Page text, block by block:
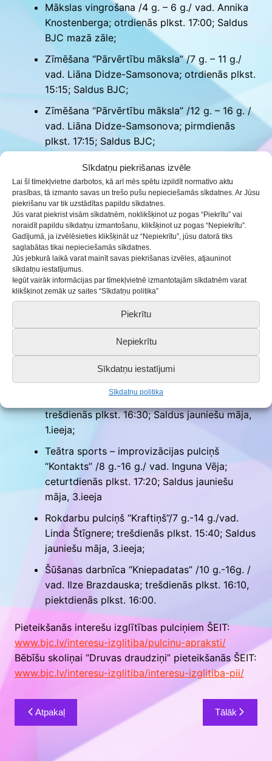
Sīkdatņu piekrišanas izvēle
Lai šī tīmekļvietne darbotos, kā arī mēs spētu izpildīt normatīvo aktu
prasības, tā izmanto savas un trešo pušu nepieciešamās sīkdatnes. Ar Jūsu
piekrišanu var tik uzstādītas papildu sīkdatnes.
Jūs varat piekrist visām sīkdatnēm, noklikšķinot uz pogas “Piekrītu” vai
noraidīt papildu sīkdatņu izmantošanu, klikšķinot uz pogas “Nepiekrītu”.
Gadījumā, ja izvēlēsieties klikšķināt uz “Nepiekrītu”, jūsu datorā tiks
saglabātas tikai nepieciešamās sīkdatnes.
Jūs jebkurā laikā varat mainīt savas piekrišanas izvēles, atjauninot
sīkdatņu iestatījumus.
Iegūt vairāk informācijas par tīmekļvietnē izmantotajām sīkdatnēm varat
klikšķinot zemāk uz saites “Sīkdatņu politika”
Piekrītu
Nepiekrītu
Sīkdatņu iestatījumi
Sīkdatņu politika
Mākslas vingrošana /4 g. – 6 g./ vad. Annika
Knostenberga; otrdienās plkst. 17:00; Saldus
BJC mazā zāle;
Zīmēšana “Pārvērtību māksla” /7 g. – 11 g./
vad. Liāna Didze-Samsonova; otrdienās plkst.
15:15; Saldus BJC;
Zīmēšana “Pārvērtību māksla” /12 g. – 16 g. /
vad. Liāna Didze-Samsonova; pirmdienās
plkst. 17:15; Saldus BJC;
Ādas dizaina pulciņš /10 g. – 14 g./ vad. Linda
Kislina; trešdienās plkst. 15:50; Saldus
jauniešu māja, 3.ieeja;
Bēbīšu skoliņa “Druvas draudziņi” /8 mēn. –
1.5 gadi/ vad. Vaira Ansone; pirmdienās plkst.
12:30; Druvas vsk. PII grupu telpas;
Trases automodelisms /8 g. – 25 g./ vad.
Kārlis Zīle; pirmdienās, trešdienās plkst. 17:00;
Saldus jauniešu māja, 2.ieeja;
Bērnu popgrupa “Saules zaķēni” /7 g. – 10 g./
vad. Aija Zakovska; otrdienās, ceturtdienās
plkst. 16:10; Saldus jauniešu māja, 3.ieeja;
Ceļu satiksmes noteikumu un drošības uz
ceļa apmācības pulciņš “Stūrē ceļu satiksmē
droši” /12 g.-15 g./ vad. Anete Milta;
trešdienās plkst. 16:30; Saldus jauniešu māja,
1.ieeja;
Teātra sports – improvizācijas pulciņš
“Kontakts” /8 g.-16 g./ vad. Inguna Vēja;
ceturtdienās plkst. 17:20; Saldus jauniešu
māja, 3.ieeja
Rokdarbu pulciņš “Kraftiņš”/7 g.-14 g./vad.
Linda Štīgnere; trešdienās plkst. 15:40; Saldus
jauniešu māja, 3.ieeja;
Šūšanas darbnīca “Kniepadatas” /10 g.-16g. /
vad. Ilze Brazdauska; trešdienās plkst. 16:10,
piektdienās plkst. 16:00.
Pieteikšanās interešu izglītības pulciņiem ŠEIT:
www.bjc.lv/interesu-izglitiba/pulcinu-apraksti/
Bēbīšu skoliņai “Druvas draudziņi” pieteikšanās ŠEIT:
www.bjc.lv/interesu-izglitiba/interesu-izglitiba-pii/
Ziņu
izvēlne
Atpakaļ Tālāk